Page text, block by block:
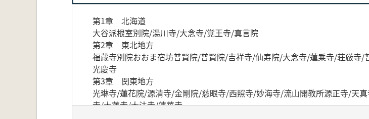
第1章 北海道
大谷派根室別院/湯川寺/大念寺/覚王寺/真言院
第2章 東北地方
福蔵寺別院おおま宿坊普賢院/普賢院/吉祥寺/仙寿院/大念寺/蓮乗寺/荘厳
光慶寺
第3章 関東地方
光琳寺/蓮花院/源清寺/金剛院/慈眼寺/西照寺/妙海寺/流山開教所源正寺/天
寺/大蓮寺/大法寺/蓮華寺